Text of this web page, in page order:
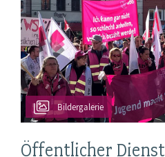
Bildergalerie
Öffentlicher